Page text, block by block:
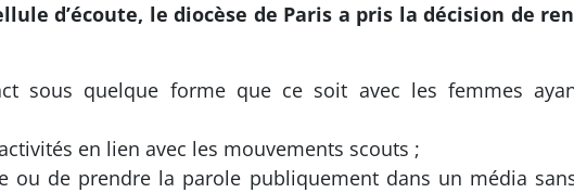
d’écoute, le diocèse de Paris a pris la décision de
sous quelque forme que ce soit avec les femmes
en lien avec les mouvements scouts ;
ou de prendre la parole publiquement dans un média